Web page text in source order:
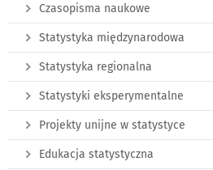
Czasopisma naukowe
Statystyka międzynarodowa
Statystyka regionalna
Statystyki eksperymentalne
Projekty unijne w statystyce
Edukacja statystyczna